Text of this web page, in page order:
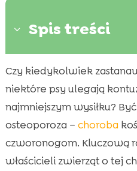
3 Spis treści
 Co to jest
 Jakie są objawy
 Przyczyny
 Jak diagnozować
 Leczenie
 Znaczenie diety w
Czy kiedykolwiek
niektóre psy ulegają
najmniejszym wysiłku?
osteoporoza – choroba
czworonogom. Kluczową
właścicieli zwierząt o tej